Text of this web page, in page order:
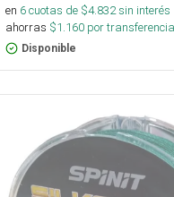
en 6cuotas de $4.832sin interés
ahorras $1.160 por
Disponible